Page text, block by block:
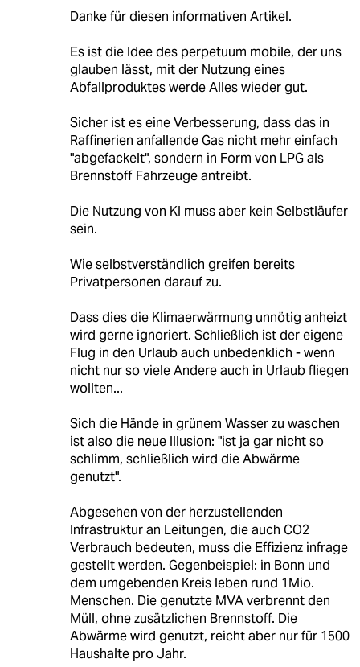
Danke für diesen informativen Artikel.
Es ist die Idee des perpetuum mobile, der uns
glauben lässt, mit der Nutzung eines
Abfallproduktes werde Alles wieder gut.
Sicher ist es eine Verbesserung, dass das in
Raffinerien anfallende Gas nicht mehr einfach
"abgefackelt", sondern in Form von LPG als
Brennstoff Fahrzeuge antreibt.
Die Nutzung von KI muss aber kein Selbstläufer
sein.
Wie selbstverständlich greifen bereits
Privatpersonen darauf zu.
Dass dies die Klimaerwärmung unnötig anheizt
wird gerne ignoriert. Schließlich ist der eigene
Flug in den Urlaub auch unbedenklich - wenn
nicht nur so viele Andere auch in Urlaub fliegen
wollten...
Sich die Hände in grünem Wasser zu waschen
ist also die neue Illusion: "ist ja gar nicht so
schlimm, schließlich wird die Abwärme
genutzt".
Abgesehen von der herzustellenden
Infrastruktur an Leitungen, die auch CO2
Verbrauch bedeuten, muss die Effizienz infrage
gestellt werden. Gegenbeispiel: in Bonn und
dem umgebenden Kreis leben rund 1Mio.
Menschen. Die genutzte MVA verbrennt den
Müll, ohne zusätzlichen Brennstoff. Die
Abwärme wird genutzt, reicht aber nur für 1500
Haushalte pro Jahr.